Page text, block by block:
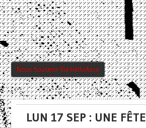
Nous Soutenir Via HelloAsso
LUN 17 SEP : UNE FÊTE